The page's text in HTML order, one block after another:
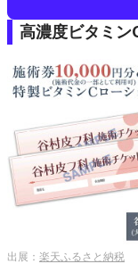
高濃度ビタミン
出展： 楽天ふるさと納税